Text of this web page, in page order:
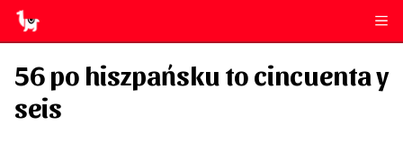
56po hiszpańsku tocincuenta y
seis